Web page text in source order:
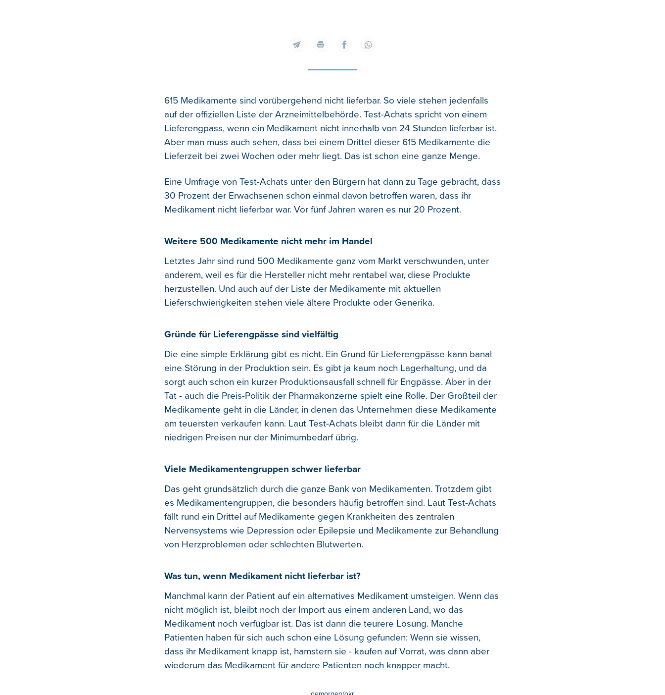
615 Medikamente sind vorübergehend nicht lieferbar. So viele stehen jedenfalls
auf der offiziellen Liste der Arzneimittelbehörde. Test-Achats spricht von einem
Lieferengpass, wenn ein Medikament nicht innerhalb von 24 Stunden lieferbar ist.
Aber man muss auch sehen, dass bei einem Drittel dieser 615 Medikamente die
Lieferzeit bei zwei Wochen oder mehr liegt. Das ist schon eine ganze Menge.
Eine Umfrage von Test-Achats unter den Bürgern hat dann zu Tage gebracht, dass
30 Prozent der Erwachsenen schon einmal davon betroffen waren, dass ihr
Medikament nicht lieferbar war. Vor fünf Jahren waren es nur 20 Prozent.
Weitere 500 Medikamente nicht mehr im Handel
Letztes Jahr sind rund 500 Medikamente ganz vom Markt verschwunden, unter
anderem, weil es für die Hersteller nicht mehr rentabel war, diese Produkte
herzustellen. Und auch auf der Liste der Medikamente mit aktuellen
Lieferschwierigkeiten stehen viele ältere Produkte oder Generika.
Gründe für Lieferengpässe sind vielfältig
Die eine simple Erklärung gibt es nicht. Ein Grund für Lieferengpässe kann banal
eine Störung in der Produktion sein. Es gibt ja kaum noch Lagerhaltung, und da
sorgt auch schon ein kurzer Produktionsausfall schnell für Engpässe. Aber in der
Tat - auch die Preis-Politik der Pharmakonzerne spielt eine Rolle. Der Großteil der
Medikamente geht in die Länder, in denen das Unternehmen diese Medikamente
am teuersten verkaufen kann. Laut Test-Achats bleibt dann für die Länder mit
niedrigen Preisen nur der Minimumbedarf übrig.
Viele Medikamentengruppen schwer lieferbar
Das geht grundsätzlich durch die ganze Bank von Medikamenten. Trotzdem gibt
es Medikamentengruppen, die besonders häufig betroffen sind. Laut Test-Achats
fällt rund ein Drittel auf Medikamente gegen Krankheiten des zentralen
Nervensystems wie Depression oder Epilepsie und Medikamente zur Behandlung
von Herzproblemen oder schlechten Blutwerten.
Was tun, wenn Medikament nicht lieferbar ist?
Manchmal kann der Patient auf ein alternatives Medikament umsteigen. Wenn das
nicht möglich ist, bleibt noch der Import aus einem anderen Land, wo das
Medikament noch verfügbar ist. Das ist dann die teurere Lösung. Manche
Patienten haben für sich auch schon eine Lösung gefunden: Wenn sie wissen,
dass ihr Medikament knapp ist, hamstern sie - kaufen auf Vorrat, was dann aber
wiederum das Medikament für andere Patienten noch knapper macht.